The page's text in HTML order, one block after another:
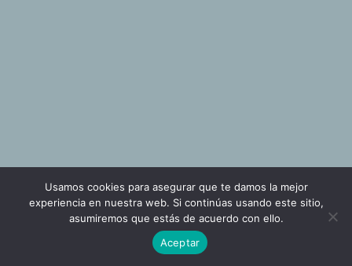
Usamos cookies para asegurar que te damos la mejor
experiencia en nuestra web. Si continúas usando este sitio,
asumiremos que estás de acuerdo con ello.
Aceptar